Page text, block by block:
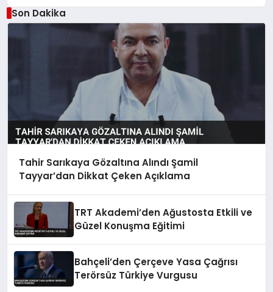
Son Dakika
Tahir Sarıkaya Gözaltına Alındı Şamil
Tayyar’dan Dikkat Çeken Açıklama
TRT Akademi’den Ağustosta Etkili ve
Güzel Konuşma Eğitimi
Bahçeli’den Çerçeve Yasa Çağrısı
Terörsüz Türkiye Vurgusu